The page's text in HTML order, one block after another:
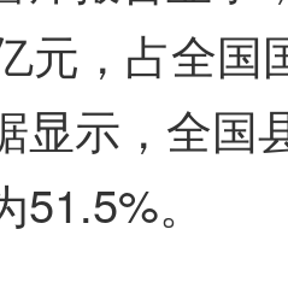
元，占全国
显示，全国
。